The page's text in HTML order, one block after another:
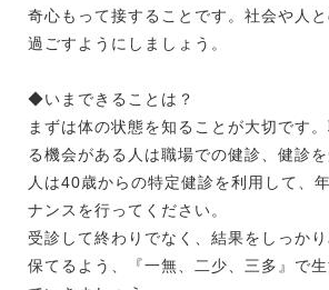
奇心もって接することです。社会や人
過ごすようにしましょう。
◆いまできることは？
まずは体の状態を知ることが大切です
る機会がある人は職場での健診、健診
人は40歳からの特定健診を利用して、
ナンスを行ってください。
受診して終わりでなく、結果をしっか
保てるよう、『一無、二少、三多』で